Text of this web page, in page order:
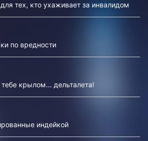
тех, кто ухаживает за инвалидом
по вредности
крылом... дельталета!
индейкой